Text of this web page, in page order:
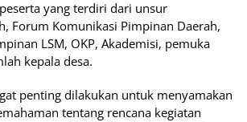
yang terdiri dari unsur
Forum Komunikasi Pimpinan Daerah,
LSM, OKP, Akademisi, pemuka
kepala desa.
penting dilakukan untuk menyamakan
tentang rencana kegiatan